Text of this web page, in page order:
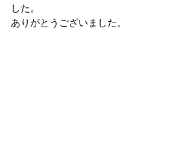
した。
ありがとうございました。